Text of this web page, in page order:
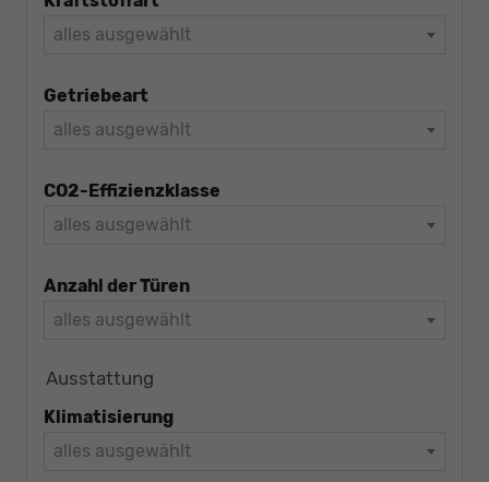
alles ausgewählt
Getriebeart
alles ausgewählt
CO2-Effizienzklasse
alles ausgewählt
Anzahl der Türen
alles ausgewählt
Ausstattung
Klimatisierung
alles ausgewählt